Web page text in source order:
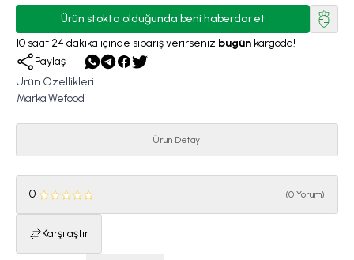
Ürün stokta olduğunda beni haberdar et
10 saat 24 dakika içinde sipariş verirseniz bugün kargoda!
Paylaş
Ürün Özellikleri
MarkaWefood
Ürün Detayı
0 (0 Yorum)
Karşılaştır